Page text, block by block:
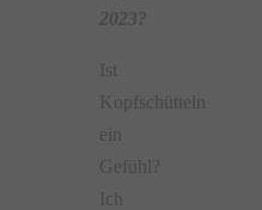
2023?
Ist
Kopfschütteln
ein
Gefühl?
Ich